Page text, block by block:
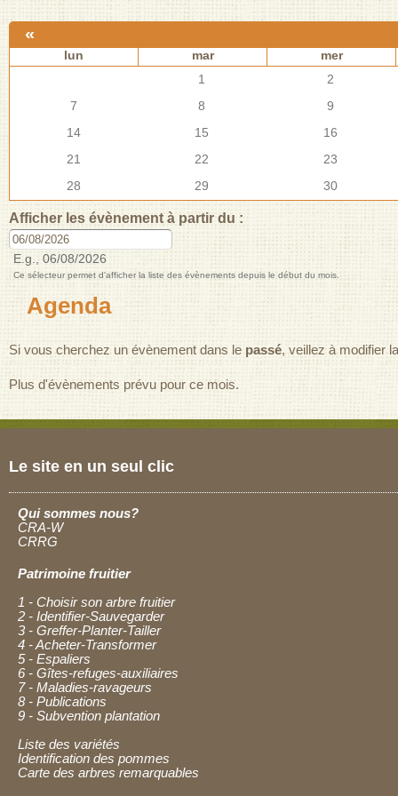
«
lun mar
mer
1
2
7
8
9
14
15
16
21
22
23
28
29 30
Afficher les évènement à partir du :
Date
E.g., 06/08/2026
Ce sélecteur permet d'afficher la liste des évènements depuis le début du mois.
Agenda
Si vous cherchez un évènement dans le passé, veillez à modifier
Plus d'évènements prévu pour ce mois.
Le site en un seul clic
Qui sommes nous?
CRA-W
CRRG
Patrimoine fruitier
1 - Choisir son arbre fruitier
2 - Identifier-Sauvegarder
3 - Greffer-Planter-Tailler
4 - Acheter-Transformer
5 - Espaliers
6 - Gîtes-refuges-auxiliaires
7 - Maladies-ravageurs
8 - Publications
9 - Subvention plantation
Liste des variétés
Identification des pommes
Carte des arbres remarquables